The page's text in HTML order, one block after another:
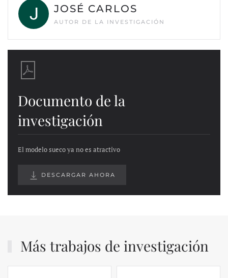
JOSÉ CARLOS
AUTOR DE LA INVESTIGACIÓN
Documento de la
investigación
El modelo sueco ya no es atractivo
DESCARGAR AHORA
Más trabajos de investigación